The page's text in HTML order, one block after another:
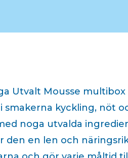
Utvalt Mousse multibox
smakerna kyckling, nöt
noga utvalda
den en len och